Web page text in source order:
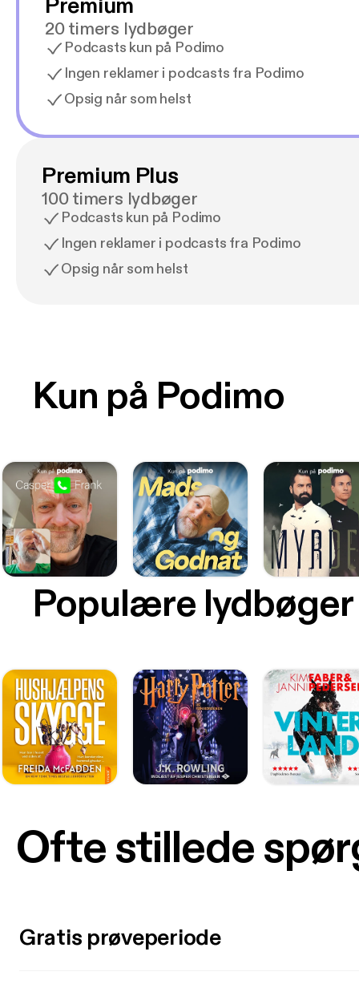
Premium
20 timers lydbøger
Podcasts kun på Podimo
Ingen reklamer i podcasts fra Podimo
Opsig når som helst
Premium Plus
100 timers lydbøger
Podcasts kun på Podimo
Ingen reklamer i podcasts fra Podimo
Opsig når som helst
Kun på Podimo
Populære lydbøger
Ofte stillede
Gratis prøveperiode